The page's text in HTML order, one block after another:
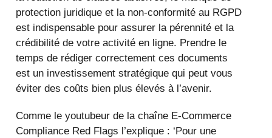
protection juridique et la non-conformité au RGPD
est indispensable pour assurer la pérennité et la
crédibilité de votre activité en ligne. Prendre le
temps de rédiger correctement ces documents
est un investissement stratégique qui peut vous
éviter des coûts bien plus élevés à l’avenir.
Comme le youtubeur de la chaîne E‑Commerce
Compliance Red Flags l’explique : ‘Pour une